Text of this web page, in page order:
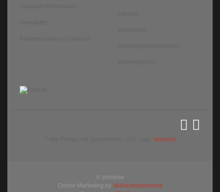
Versand
© prihorse
Online Marketing by Verkaufshandwerk